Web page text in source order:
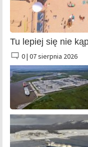
Tu lepiej się nie
0 | 07 sierpnia 2026